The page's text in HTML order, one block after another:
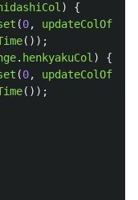
)
{
(0,
updateColOffset
());
. henkyakuCol)
{
(0,
updateColOffset
());